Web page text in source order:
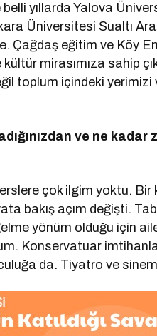
yıllarda Yalova
Üniversitesi Sualtı
Çağdaş eğitim ve Köy
mirasımıza sahip
toplum içindeki yerimizi
ve ne
çok ilgim yoktu.
bakış açım değişti.
yönüm olduğu için
Konservatuar
da. Tiyatro ve